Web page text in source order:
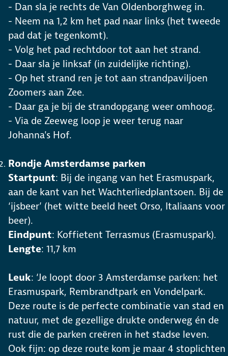
- Dan sla je rechts de Van Oldenborghweg in.
- Neem na 1,2 km het pad naar links (het tweede
pad dat je tegenkomt).
- Volg het pad rechtdoor tot aan het strand.
- Daar sla je linksaf (in zuidelijke richting).
- Op het strand ren je tot aan strandpaviljoen
Zoomers aan Zee.
- Daar ga je bij de strandopgang weer omhoog.
- Via de Zeeweg loop je weer terug naar
Johanna's Hof.
Rondje Amsterdamse parken
Startpunt: Bij de ingang van het Erasmuspark,
aan de kant van het Wachterliedplantsoen. Bij de
‘ijsbeer’ (het witte beeld heet Orso, Italiaans voor
beer).
Eindpunt: Koffietent Terrasmus (Erasmuspark).
Lengte: 11,7 km
Leuk: ‘Je loopt door 3 Amsterdamse parken: het
Erasmuspark, Rembrandtpark en Vondelpark.
Deze route is de perfecte combinatie van stad en
natuur, met de gezellige drukte onderweg én de
rust die de parken creëren in het stadse leven.
Ook fijn: op deze route kom je maar 4 stoplichten